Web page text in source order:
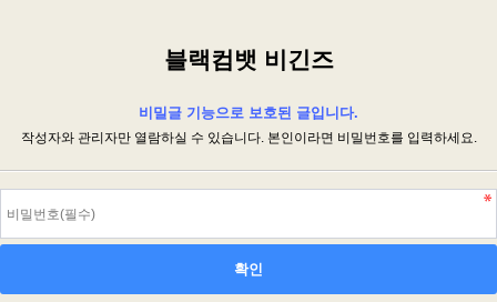
블랙컴뱃 비긴즈
비밀글 기능으로 보호된 글입니다.
작성자와 관리자만 열람하실 수 있습니다. 본인이라면 비밀번호를 입력하세요.